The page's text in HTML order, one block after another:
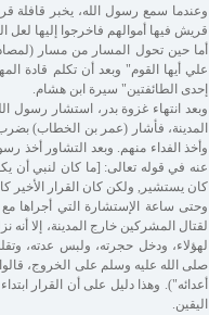
وعندما سمع رسول الله، يخبر قافلة
قريش فيها أموالهم فاخرجوا إليها لعل
أما حين تحول المسار من مسار
علي أيها القوم" وبعد أن تكلم قادة
إحدى الطائفتين" سيرة ابن هشام.
وبعد انتهاء غزوة بدر، استشار رسول
المدينة، فأشار (عمر بن الخطاب)
وأخذ الفداء منهم. وبعد التشاور أخذ
عنه في قوله تعالى: [ما كان لنبي
كان يستشير, ولكن كان القرار الأخير
وحتى ساعة الإستشارة التي أجراها
لقتال المشركين خارج المدينة، إلا أنه
لهؤلاء، ودخل حجرته، ولبس عدته،
صلى الله عليه وسلم على الخروج،
أعدائه"). وهذا دليل على أن القرار
اليقين.